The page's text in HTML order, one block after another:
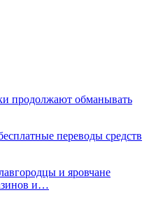
продолжают обманывать
переводы средств
и яровчане
и…